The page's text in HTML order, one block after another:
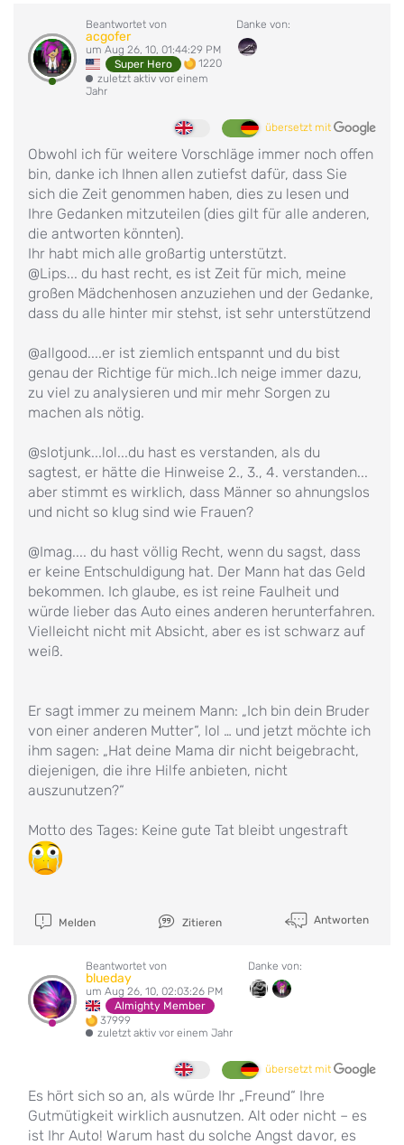
Beantwortet von
acgofer
um Aug 26, 10, 01:44:29 PM
Super Hero
1220
zuletzt aktiv vor einem
Jahr
Danke von:
übersetzt mit
Obwohl ich für weitere Vorschläge immer noch offen
bin, danke ich Ihnen allen zutiefst dafür, dass Sie
sich die Zeit genommen haben, dies zu lesen und
Ihre Gedanken mitzuteilen (dies gilt für alle anderen,
die antworten könnten).
Ihr habt mich alle großartig unterstützt.
@Lips... du hast recht, es ist Zeit für mich, meine
großen Mädchenhosen anzuziehen und der Gedanke,
dass du alle hinter mir stehst, ist sehr unterstützend
@allgood....er ist ziemlich entspannt und du bist
genau der Richtige für mich..Ich neige immer dazu,
zu viel zu analysieren und mir mehr Sorgen zu
machen als nötig.
@slotjunk...lol...du hast es verstanden, als du
sagtest, er hätte die Hinweise 2., 3., 4. verstanden...
aber stimmt es wirklich, dass Männer so ahnungslos
und nicht so klug sind wie Frauen?
@Imag.... du hast völlig Recht, wenn du sagst, dass
er keine Entschuldigung hat. Der Mann hat das Geld
bekommen. Ich glaube, es ist reine Faulheit und
würde lieber das Auto eines anderen herunterfahren.
Vielleicht nicht mit Absicht, aber es ist schwarz auf
weiß.
Er sagt immer zu meinem Mann: „Ich bin dein Bruder
von einer anderen Mutter“, lol … und jetzt möchte ich
ihm sagen: „Hat deine Mama dir nicht beigebracht,
diejenigen, die ihre Hilfe anbieten, nicht
auszunutzen?“
Motto des Tages: Keine gute Tat bleibt ungestraft
Melden Zitieren Antworten
Beantwortet von
blueday
um Aug 26, 10, 02:03:26 PM
Almighty Member
37999
zuletzt aktiv vor einem Jahr
Danke von:
übersetzt mit
Es hört sich so an, als würde Ihr „Freund“ Ihre
Gutmütigkeit wirklich ausnutzen. Alt oder nicht – es
ist Ihr Auto! Warum hast du solche Angst davor, es